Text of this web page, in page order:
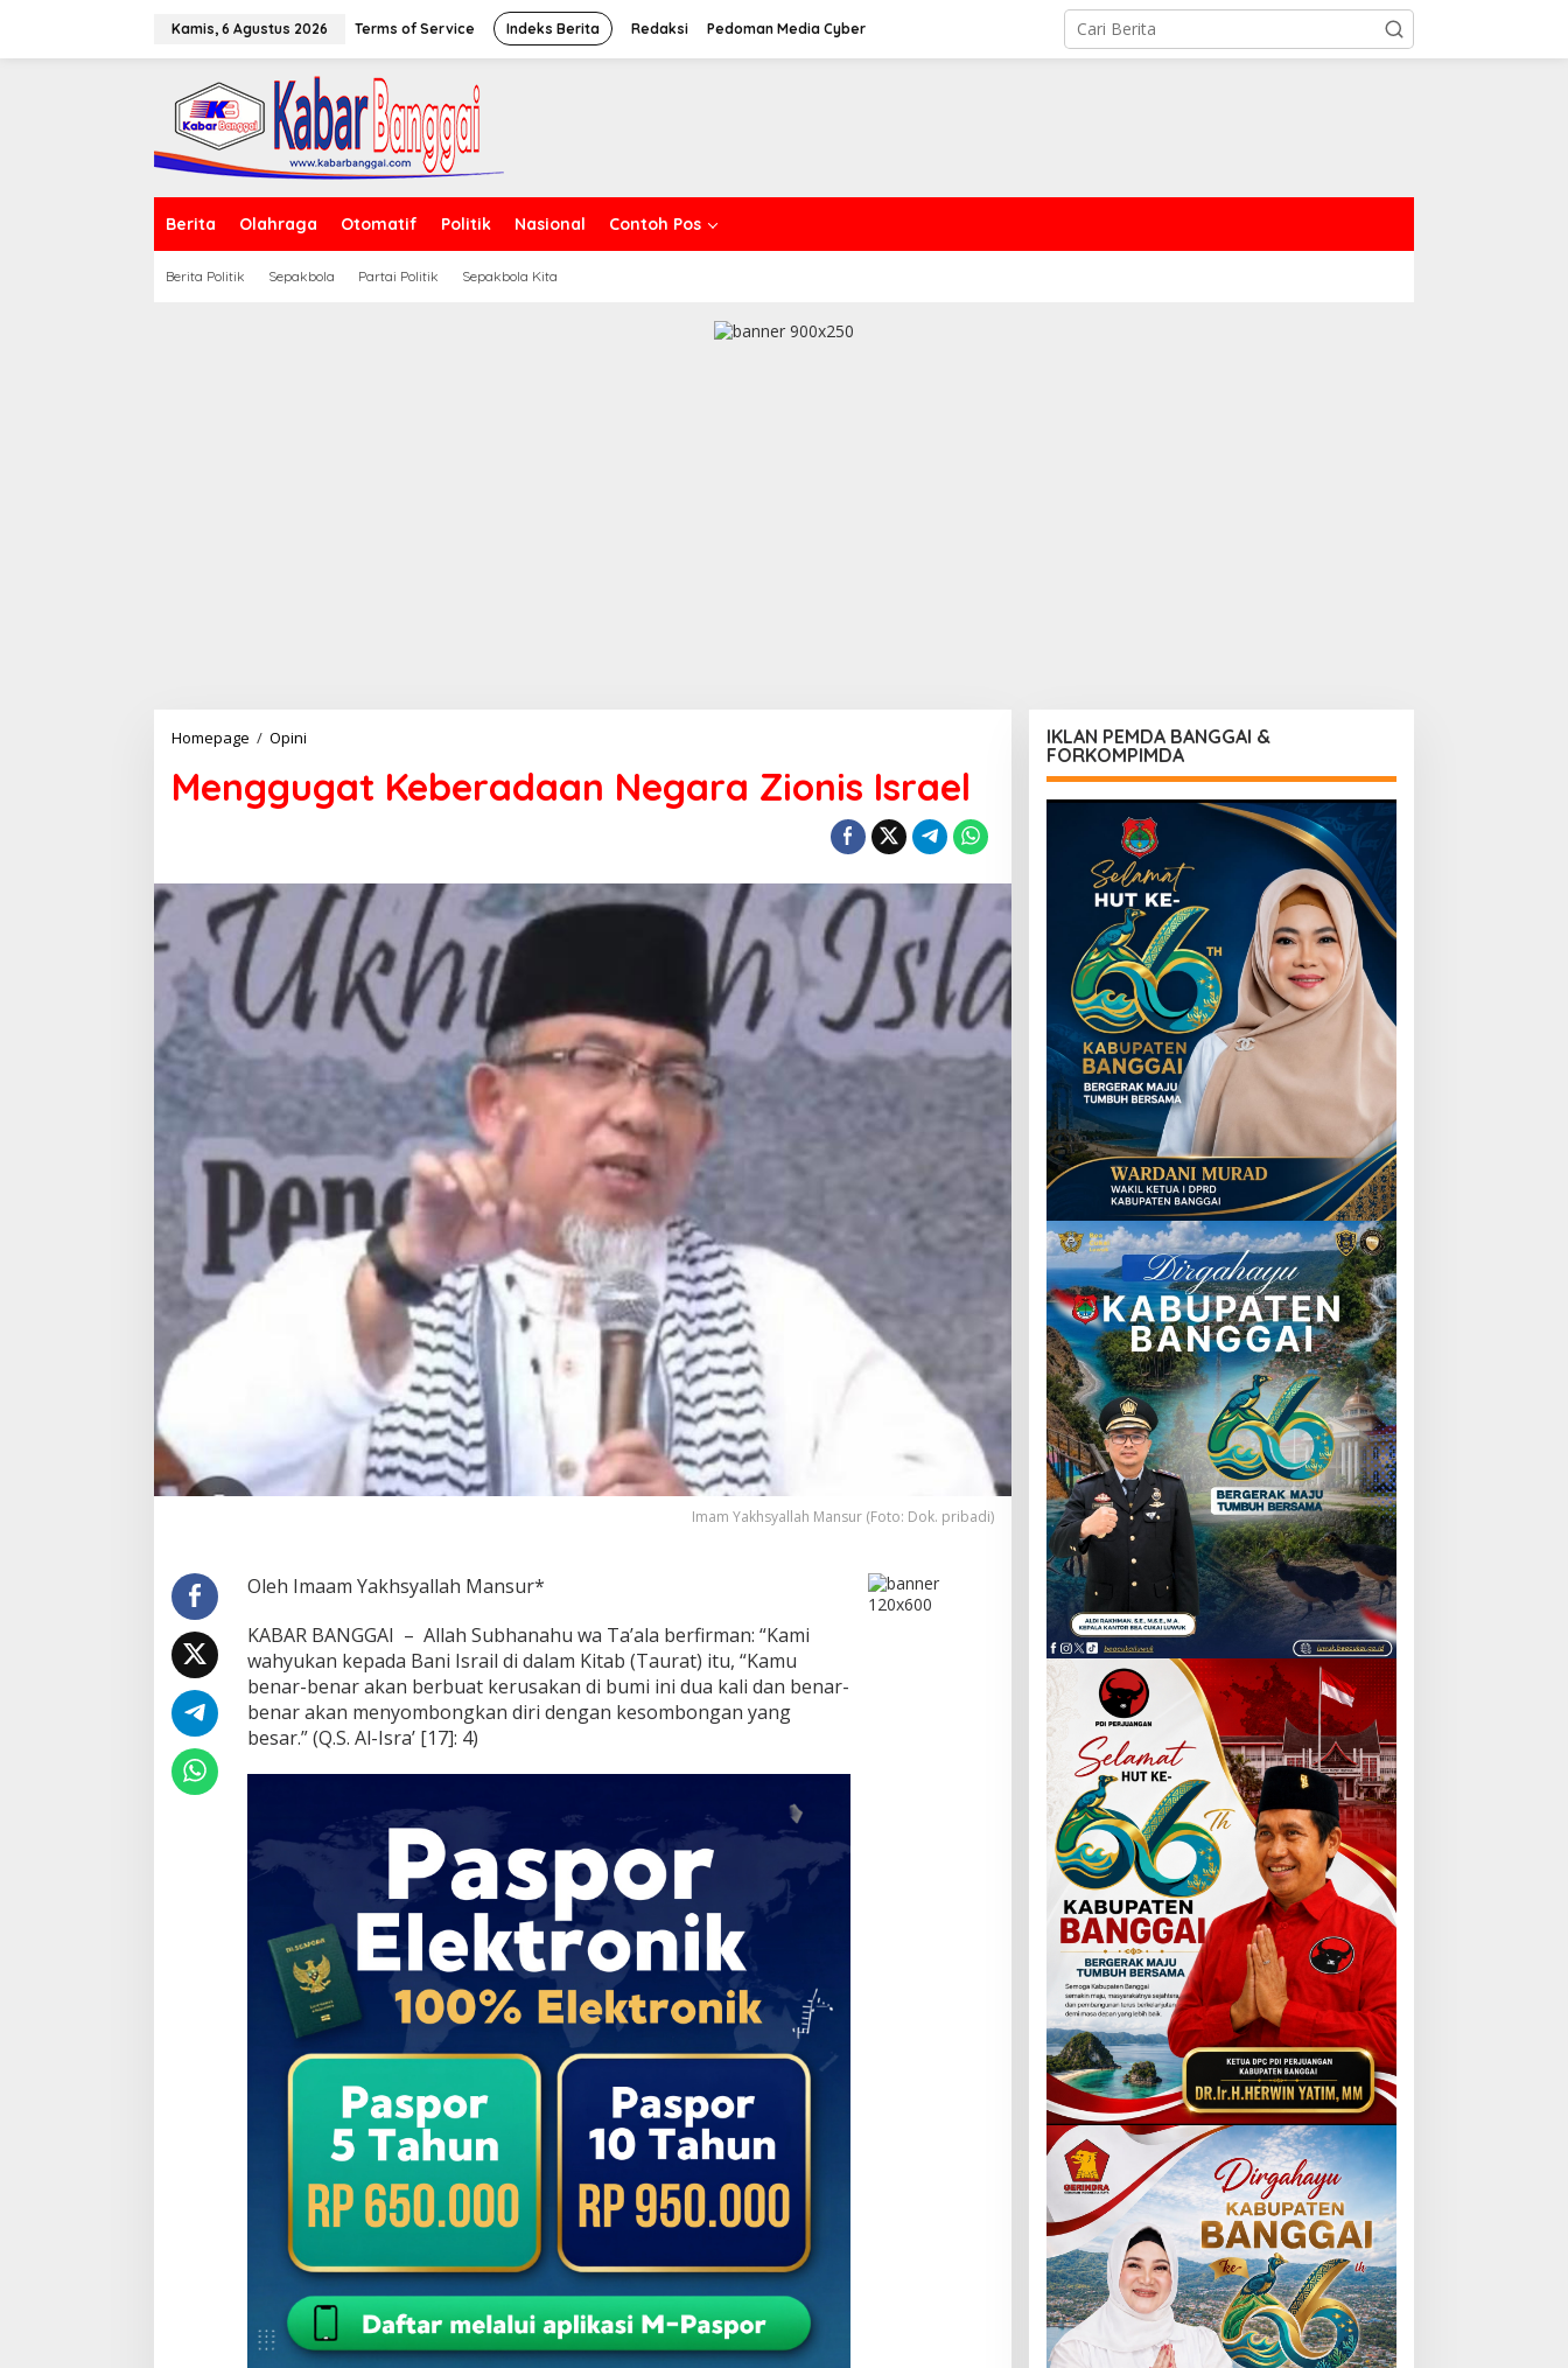
Kamis, 6 Agustus 2026 Terms of Service Indeks Berita Redaksi Pedoman Media Cyber
Berita Olahraga Otomatif Politik Nasional Contoh Pos
Berita Politik Sepakbola Partai Politik Sepakbola Kita
Homepage / Opini
Negara
Zionis
Menggugat Keberadaan Negara Zionis Israel
Imam Yakhsyallah Mansur (Foto: Dok. pribadi)
Oleh Imaam Yakhsyallah Mansur*
KABAR BANGGAI – Allah Subhanahu wa Ta’ala berfirman: “Kami
wahyukan kepada Bani Israil di dalam Kitab (Taurat) itu, “Kamu
benar-benar akan berbuat kerusakan di bumi ini dua kali dan benar-
benar akan menyombongkan diri dengan kesombongan yang
besar.” (Q.S. Al-Isra’ [17]: 4)
IKLAN PEMDA BANGGAI &
FORKOMPIMDA